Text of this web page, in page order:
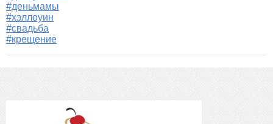
#деньмамы
#хэллоуин
#свадьба
#крещение